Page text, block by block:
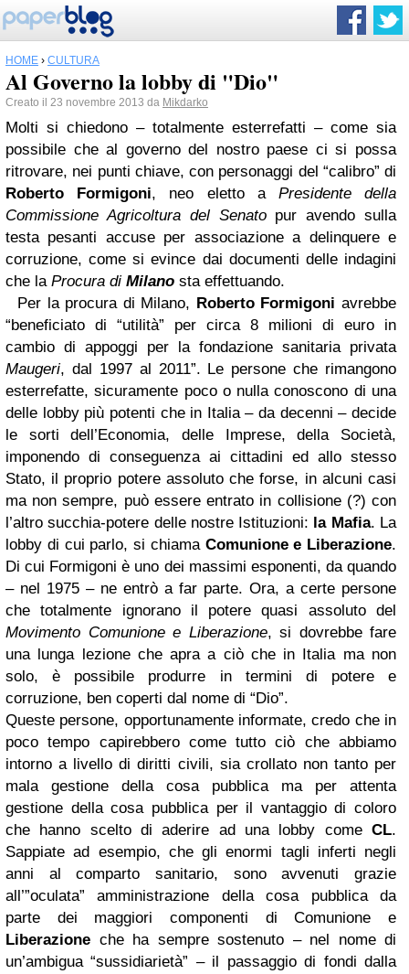
HOME › CULTURA
Al Governo la lobby di "Dio"
Creato il 23 novembre 2013 da Mikdarko
Molti si chiedono – totalmente esterrefatti – come sia
possibile che al governo del nostro paese ci si possa
ritrovare, nei punti chiave, con personaggi del “calibro” di
Roberto Formigoni, neo eletto a Presidente della
Commissione Agricoltura del Senato pur avendo sulla
testa pesanti accuse per associazione a delinquere e
corruzione, come si evince dai documenti delle indagini
che la Procura di Milano sta effettuando.
Per la procura di Milano, Roberto Formigoni avrebbe
“beneficiato di “utilità” per circa 8 milioni di euro in
cambio di appoggi per la fondazione sanitaria privata
Maugeri, dal 1997 al 2011”. Le persone che rimangono
esterrefatte, sicuramente poco o nulla conoscono di una
delle lobby più potenti che in Italia – da decenni – decide
le sorti dell’Economia, delle Imprese, della Società,
imponendo di conseguenza ai cittadini ed allo stesso
Stato, il proprio potere assoluto che forse, in alcuni casi
ma non sempre, può essere entrato in collisione (?) con
l’altro succhia-potere delle nostre Istituzioni: la Mafia. La
lobby di cui parlo, si chiama Comunione e Liberazione.
Di cui Formigoni è uno dei massimi esponenti, da quando
– nel 1975 – ne entrò a far parte. Ora, a certe persone
che totalmente ignorano il potere quasi assoluto del
Movimento Comunione e Liberazione, si dovrebbe fare
una lunga lezione che apra a ciò che in Italia ma non
solo, è possibile produrre in termini di potere e
corruzione, ben coperti dal nome di “Dio”.
Queste persone, opportunamente informate, credo che in
poco tempo capirebbero come tutto ciò che abbiamo
intorno a livello di diritti civili, sia crollato non tanto per
mala gestione della cosa pubblica ma per attenta
gestione della cosa pubblica per il vantaggio di coloro
che hanno scelto di aderire ad una lobby come CL.
Sappiate ad esempio, che gli enormi tagli inferti negli
anni al comparto sanitario, sono avvenuti grazie
all’”oculata” amministrazione della cosa pubblica da
parte dei maggiori componenti di Comunione e
Liberazione che ha sempre sostenuto – nel nome di
un’ambigua “sussidiarietà” – il passaggio di fondi dalla